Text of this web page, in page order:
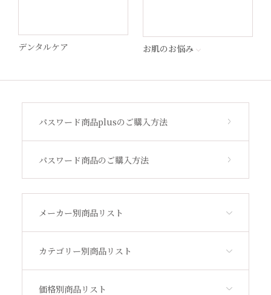
パスワード商品plusのご購入方法
パスワード商品のご購入方法
メーカー別商品リスト
カテゴリー別商品リスト
価格別商品リスト
MSS
デンタルケア お肌のお悩み